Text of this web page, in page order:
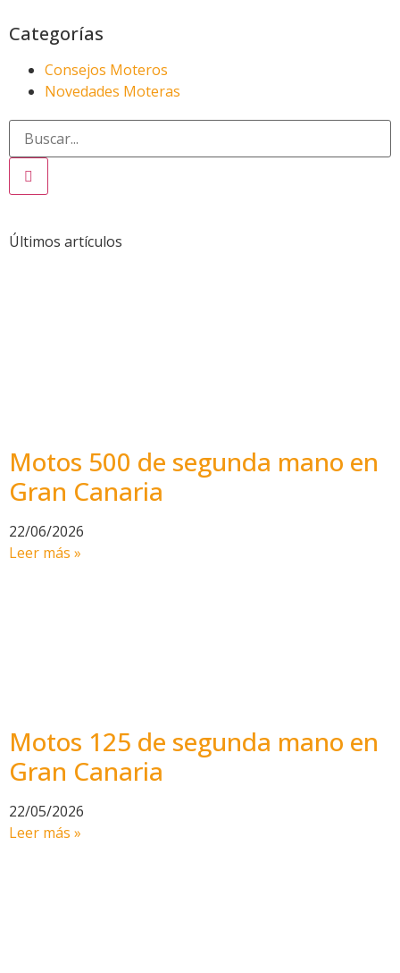
Categorías
Consejos Moteros
Novedades Moteras
Últimos artículos
Motos 500 de segunda mano en
Gran Canaria
22/06/2026
Leer más »
Motos 125 de segunda mano en
Gran Canaria
22/05/2026
Leer más »